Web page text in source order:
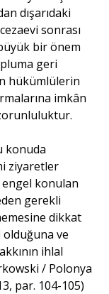
dışarıdaki
sonrası
bir önem
geri
hükümlülerin
imkân
konuda
ziyaretler
engel konulan
gerekli
dikkat
ve
ihlal
/ Polonya
par. 104-105)